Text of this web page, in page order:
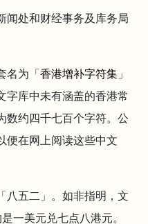
闻处和财经事务及库务局
名为「 香港增补字符集 」
字库中未有涵盖的香港常
数约四千七百个字符。公
便在网上阅读这些中文
八五二」。如非指明，文
一美元兑七点八港元。